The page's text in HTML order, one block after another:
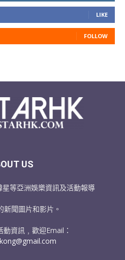
LIKE
FOLLOW
US
等亞洲娛樂資訊及活動報導
新聞圖片和影片。
資訊﹐歡迎Email：